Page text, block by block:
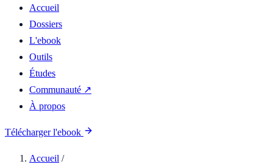
Accueil
Dossiers
L'ebook
Outils
Études
Communauté ↗
À propos
Télécharger l'ebook
Accueil /